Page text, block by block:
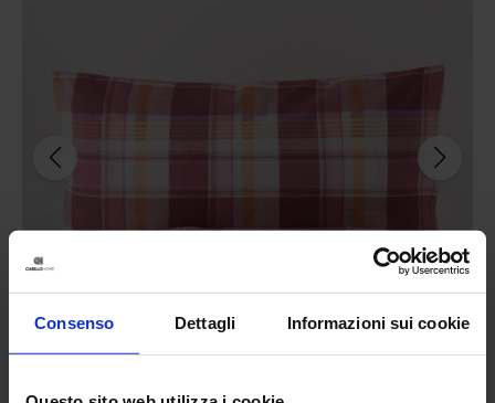
Consenso Dettagli Informazioni sui cookie